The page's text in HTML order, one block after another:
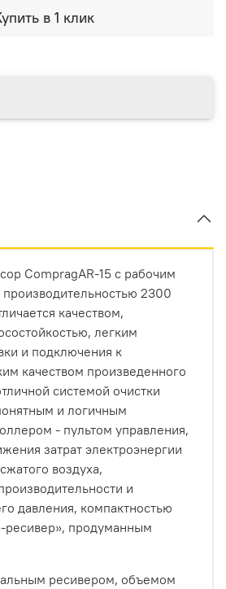
в 1 клик
CompragAR-15 с рабочим
2300
качеством,
легким
и подключения к
качеством произведенного
системой очистки
и логичным
- пультом управления,
затрат электроэнергии
воздуха,
и
давления, компактностью
ресивер», продуманным
ресивером, объемом